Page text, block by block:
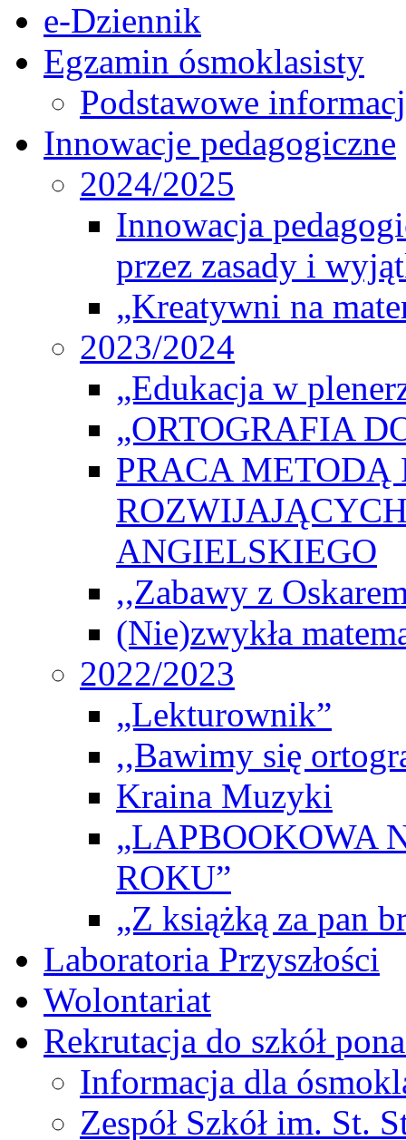
e-Dziennik
Egzamin ósmoklasisty
Podstawowe
Innowacje pedagogiczne
2024/2025
Innowacja
przez zasady i
„Kreatywni na
2023/2024
„Edukacja w
„ORTOGRAFIA
PRACA METODĄ
ANGIELSKIEGO
,,Zabawy z
(Nie)zwykła
2022/2023
„Lekturownik”
,,Bawimy się
Kraina Muzyki
„LAPBOOKOWA
ROKU”
„Z książką za pan
Laboratoria Przyszłości
Wolontariat
Rekrutacja do szkół
Informacja dla
Zespół Szkół im. St.